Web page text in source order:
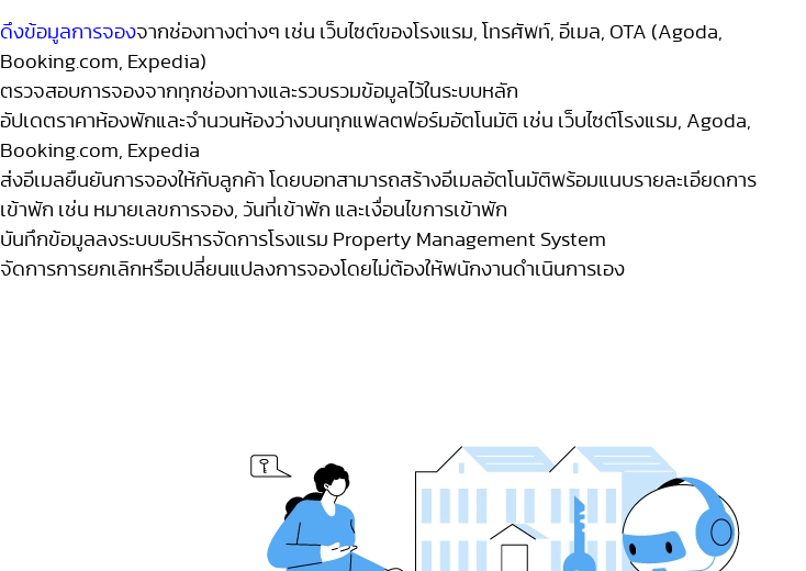
ดึงข้อมูลการจองจากช่องทางต่างๆ เช่น เว็บไซต์ของโรงแรม, โทรศัพท์, อีเมล, OTA (Agoda,
Booking.com, Expedia)
ตรวจสอบการจองจากทุกช่องทางและรวบรวมข้อมูลไว้ในระบบหลัก
อัปเดตราคาห้องพักและจำนวนห้องว่างบนทุกแพลตฟอร์มอัตโนมัติ เช่น เว็บไซต์โรงแรม, Agoda,
Booking.com, Expedia
ส่งอีเมลยืนยันการจองให้กับลูกค้า โดยบอทสามารถสร้างอีเมลอัตโนมัติพร้อมแนบรายละเอียดการ
เข้าพัก เช่น หมายเลขการจอง, วันที่เข้าพัก และเงื่อนไขการเข้าพัก
บันทึกข้อมูลลงระบบบริหารจัดการโรงแรม Property Management System
จัดการการยกเลิกหรือเปลี่ยนแปลงการจองโดยไม่ต้องให้พนักงานดำเนินการเอง